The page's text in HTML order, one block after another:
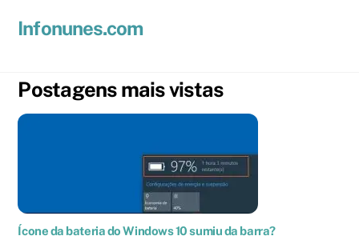
Infonunes.com
Postagens mais vistas
Ícone da bateria do Windows 10 sumiu da barra?